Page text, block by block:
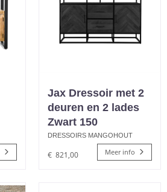
Jax Dressoir met 2
deuren en 2 lades
Zwart 150
DRESSOIRS MANGOHOUT
€ 821,00 Meer info